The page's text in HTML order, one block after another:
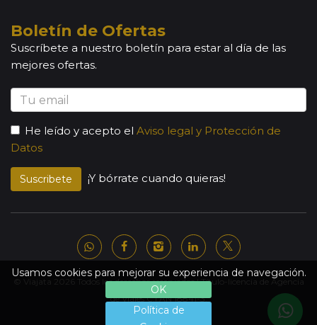
Usamos cookies para mejorar su experiencia de navegación.
OK
Política de
Boletín de Ofertas
Suscríbete a nuestro boletín para estar al día de las
mejores ofertas.
He leído y acepto el Aviso legal y Protección de
Datos
Suscribete ¡Y bórrate cuando quieras!
© Viajata 2026 Todos los derechos reservados | Título-licencia de Agencia
de Viajes C.I.AN 18841-3.